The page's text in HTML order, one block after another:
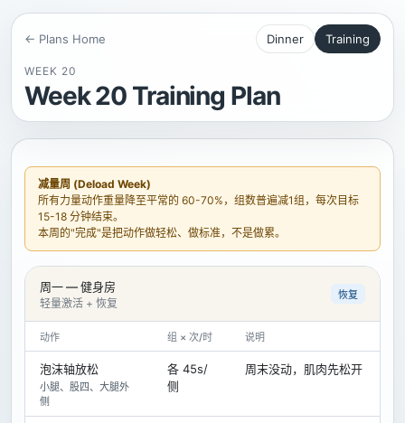
← Plans Home Dinner Training
WEEK 20
Week 20 Training Plan
减量周 (Deload Week)
所有力量动作重量降至平常的 60-70%，组数普遍减1组，每次目标
15-18 分钟结束。
本周的"完成"是把动作做轻松、做标准，不是做累。
周一 — 健身房
轻量激活 + 恢复
恢复
动作 组 × 次/时 说明
泡沫轴放松
小腿、股四、大腿外
侧
各 45s/
侧
周末没动，肌肉先松开